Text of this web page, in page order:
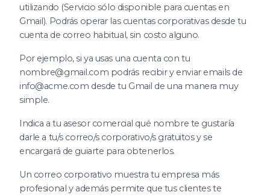
utilizando (Servicio sólo disponible para cuentas en
Gmail). Podrás operar las cuentas corporativas desde tu
cuenta de correo habitual, sin costo alguno.
Por ejemplo, si ya usas una cuenta con tu
nombre@gmail.com podrás recibir y enviar emails de
info@acme.com desde tu Gmail de una manera muy
simple.
Indica a tu asesor comercial qué nombre te gustaría
darle a tu/s correo/s corporativo/s gratuitos y se
encargará de guiarte para obtenerlos.
Un correo corporativo muestra tu empresa más
profesional y además permite que tus clientes te